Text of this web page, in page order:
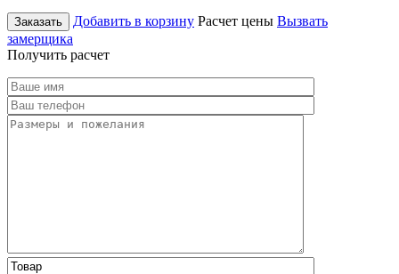
Заказать Добавить в корзину Расчет цены Вызвать
замерщика
Получить расчет